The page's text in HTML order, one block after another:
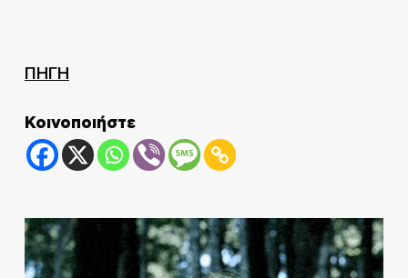
ΠΗΓΗ
Κοινοποιήστε